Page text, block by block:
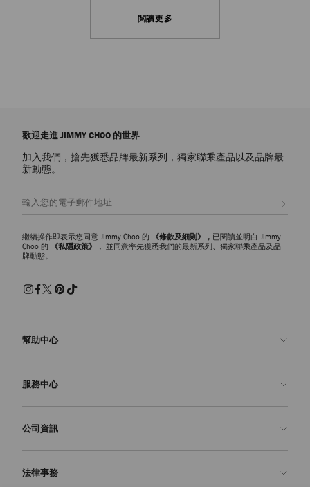
閲讀更多
歡迎走進 JIMMY CHOO 的世界
加入我們，搶先獲悉品牌最新系列，獨家聯乘產品以及品牌最
新動態。
繼續操作即表示您同意 Jimmy Choo 的 《條款及細則》， 已閱讀並明白 Jimmy
Choo 的
《私隱政策》， 並同意率先獲悉我們的最新系列、獨家聯乘產品及品
牌動態。
幫助中心
常見問題解答
申請退貨
送貨
服務中心
定制服務
保修服務
公司資訊
我們的歷史
法律事務